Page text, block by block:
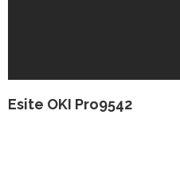
Esite OKI Pro9542